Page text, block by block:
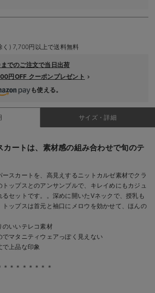
) 7,700円以上で送料無料
でのご注文で当日出荷
円OFF クーポンプレゼント
も使える。
サイズ・詳細
カートは、素材感の組み合わせで旬のテ
スカートを、高見えするニットカルゼ素材でクラ
ップスとのアンサンブルで、キレイめにもカジュ
セットです。。深めに開いたVネックで、授乳も
トップスは首元と袖口にメロウを効かせて、ほんの
のいいテレコ素材
でマタニティウェアっぽく見えない
で上品な印象
＊＊＊＊＊＊＊